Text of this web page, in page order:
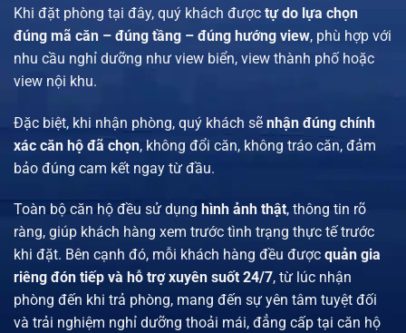
Khi đặt phòng tại đây, quý khách được tự do lựa chọn
đúng mã căn – đúng tầng – đúng hướng view, phù hợp với
nhu cầu nghỉ dưỡng như view biển, view thành phố hoặc
view nội khu.
Đặc biệt, khi nhận phòng, quý khách sẽ nhận đúng chính
xác căn hộ đã chọn, không đổi căn, không tráo căn, đảm
bảo đúng cam kết ngay từ đầu.
Toàn bộ căn hộ đều sử dụng hình ảnh thật, thông tin rõ
ràng, giúp khách hàng xem trước tình trạng thực tế trước
khi đặt. Bên cạnh đó, mỗi khách hàng đều được quản gia
riêng đón tiếp và hỗ trợ xuyên suốt 24/7, từ lúc nhận
phòng đến khi trả phòng, mang đến sự yên tâm tuyệt đối
và trải nghiệm nghỉ dưỡng thoải mái, đẳng cấp tại căn hộ